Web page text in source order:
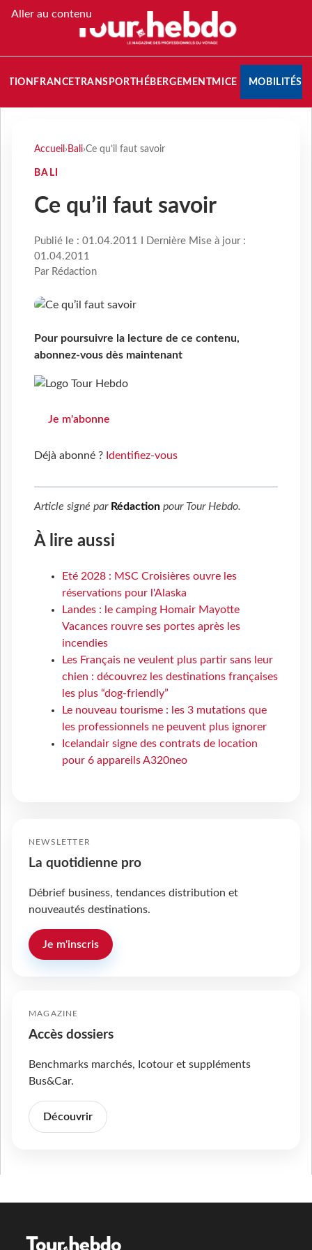
Aller au contenu
FRANCETRANSPORT HÉBERGEMENTMICE MOBILITÉS
Accueil › Bali›Ce qu’il faut savoir
BALI
Ce qu’il faut savoir
Publié le : 01.04.2011 I Dernière Mise à jour :
01.04.2011
Par Rédaction
Pour poursuivre la lecture de ce contenu,
abonnez-vous dès maintenant
Je m'abonne
Déjà abonné ? Identifiez-vous
Article signé par Rédaction pour Tour Hebdo.
À lire aussi
Eté 2028 : MSC Croisières ouvre les
réservations pour l'Alaska
Landes : le camping Homair Mayotte
Vacances rouvre ses portes après les
incendies
Les Français ne veulent plus partir sans leur
chien : découvrez les destinations françaises
les plus “dog-friendly”
Le nouveau tourisme : les 3 mutations que
les professionnels ne peuvent plus ignorer
Icelandair signe des contrats de location
pour 6 appareils A320neo
NEWSLETTER
La quotidienne pro
Débrief business, tendances distribution et
nouveautés destinations.
Je m'inscris
MAGAZINE
Accès dossiers
Benchmarks marchés, Icotour et suppléments
Bus&Car.
Découvrir